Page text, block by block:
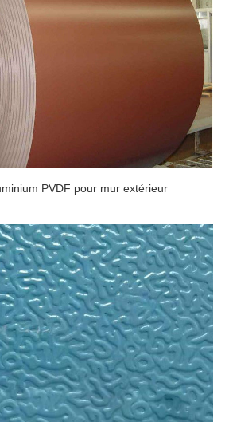
PVDF pour mur extérieur